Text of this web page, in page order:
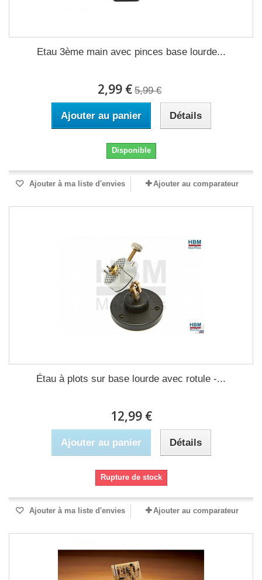
Etau 3ème main avec pinces base lourde...
2,99 € 5,99 €
Ajouter au panier Détails
Disponible
Ajouter à ma liste d'envies Ajouter au comparateur
Étau à plots sur base lourde avec rotule -...
12,99 €
Ajouter au panier Détails
Rupture de stock
Ajouter à ma liste d'envies Ajouter au comparateur